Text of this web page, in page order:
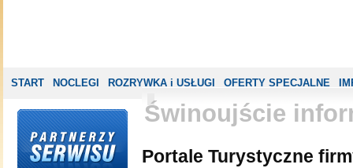
START NOCLEGI ROZRYWKA i USŁUGI OFERTY SPECJALNE
Świnoujście
Portale Turystyczne